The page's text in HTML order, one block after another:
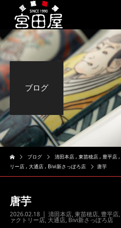
ブログ
ブログ 清田本店 , 東苗穂店 , 豊平店 ,
リー店 , 大通店 , Bivi新さっぽろ店 唐芋
唐芋
2026.02.18 清田本店,東苗穂店, 豊平店,
ァクトリー店, 大通店,Bivi新さっぽろ店